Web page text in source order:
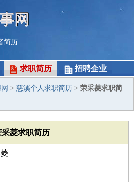
网
简历
求职简历 招聘企业
> 慈溪个人求职简历 > 荣采菱求职简
采菱求职简历